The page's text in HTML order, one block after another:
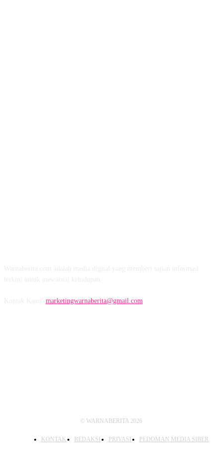
marketingwarnaberita@gmail.com
© WARNABERITA 2026
KONTAK REDAKSI PRIVASI PEDOMAN MEDIA SIBER